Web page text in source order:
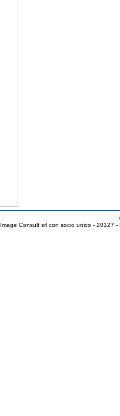
Image Consult srl con socio unico - 20127